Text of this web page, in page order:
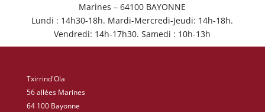
Marines – 64100 BAYONNE
Lundi : 14h30-18h. Mardi-Mercredi-Jeudi: 14h-18h.
Vendredi: 14h-17h30. Samedi : 10h-13h
Txirrind'Ola
56 allées Marines
64 100 Bayonne